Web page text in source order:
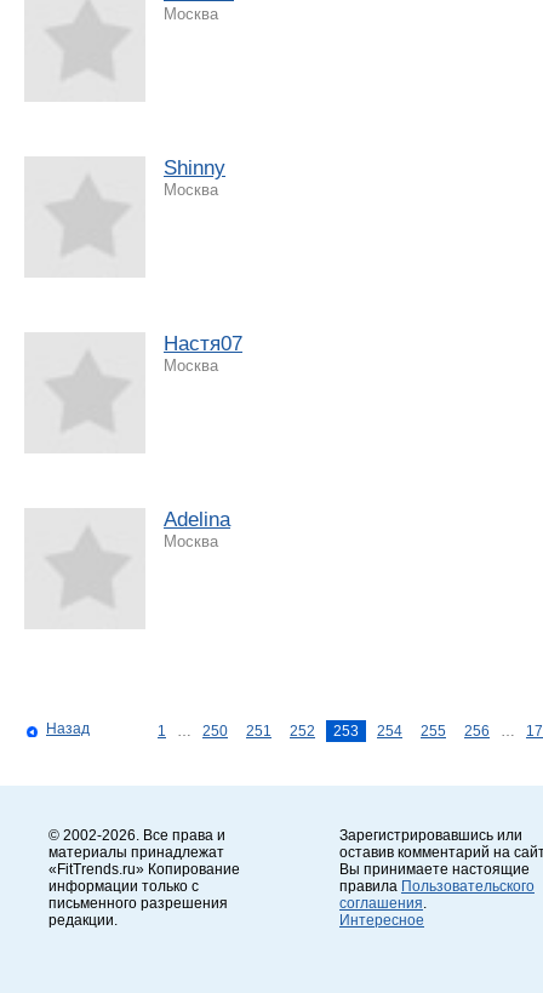
Москва
Shinny
Москва
Настя07
Москва
Adelina
Москва
Назад 1 250 251 252 253 254 255 256
© 2002-2026. Все права и
материалы принадлежат
«FitTrends.ru» Копирование
информации только с
письменного разрешения
редакции.
Зарегистрировавшись или
оставив комментарий на
Вы принимаете настоящие
правила Пользовательского
соглашения
Интересное